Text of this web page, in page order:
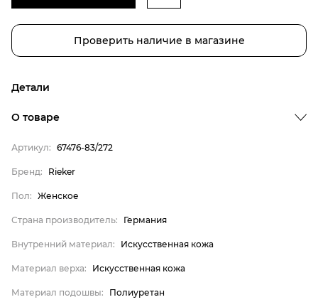
Проверить наличие в магазине
Детали
Страна производитель
Внутренний материал
Материал верха
Материал подошвы
Материал стельки
Женское
Германия
О товаре
Артикул: 67476-83/272
Бренд: Rieker
Пол: Женское
Страна производитель: Германия
Внутренний материал: Искусственная кожа
Материал верха: Искусственная кожа
Материал подошвы: Полиуретан